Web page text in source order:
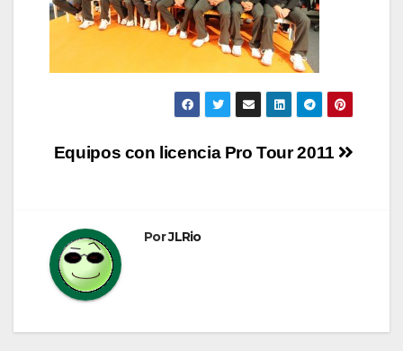
Navegación
entradas
Equipos con licencia Pro Tour 2011
PorJLRio